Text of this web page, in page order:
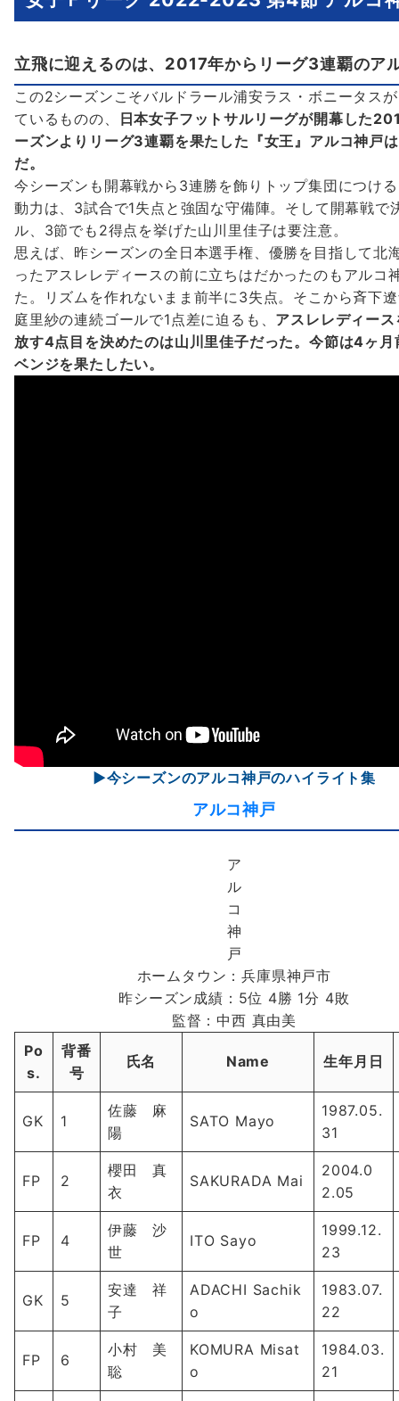
立飛に迎えるのは、2017年からリーグ3連覇のア
この2シーズンこそバルドラール浦安ラス・ボニータス
ているものの、
日本女子フットサルリーグが開幕した
ーズンよりリーグ3連覇を果たした『女王』アルコ神戸
だ。
今シーズンも開幕戦から3連勝を飾りトップ集団につけ
動力は、3試合で1失点と強固な守備陣。そして開幕戦で
ル、3節でも2得点を挙げた山川里佳子は要注意。
思えば、昨シーズンの全日本選手権、優勝を目指して北
ったアスレレディースの前に立ちはだかったのもアルコ
た。リズムを作れないまま前半に3失点。そこから斉下
庭里紗の連続ゴールで1点差に迫るも、 アスレレディー
放す4点目を決めたのは山川里佳子だった。今節は4ヶ月
ベンジを果たしたい。
▶今シーズンのアルコ神戸のハイライト集
アルコ神戸
ア
ル
コ
神
戸
ホームタウン：兵庫県神戸市
昨シーズン成績：5位 4勝 1分 4敗
監督：中西 真由美
Po
s.
背番
号
氏名 Name 生年月日
GK 1
佐藤 麻
陽
SATO Mayo
1987.05.
31
FP 2
櫻田 真
衣
SAKURADA Mai
2004.0
2.05
FP 4
伊藤 沙
世
ITO Sayo
1999.12.
23
GK 5
安達 祥
子
ADACHI Sachik
o
1983.07.
22
FP 6
小村 美
聡
KOMURA Misat
o
1984.03.
21